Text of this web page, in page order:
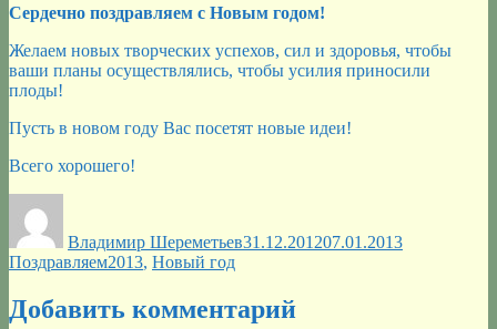
Сердечно поздравляем с Новым годом!
Желаем новых творческих успехов, сил и здоровья, чтобы
ваши планы осуществлялись, чтобы усилия приносили
плоды!
Пусть в новом году Вас посетят новые идеи!
Всего хорошего!
Владимир Шереметьев31.12.201207.01.2013
ПоздравляемМетки
2013, Новый год
Добавить комментарий